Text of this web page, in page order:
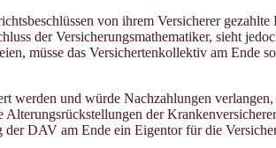
von ihrem Versicherer
der Versicherungsmathematiker, sieht
müsse das Versichertenkollektiv am Ende
werden und würde Nachzahlungen
der
DAV am Ende ein Eigentor für die